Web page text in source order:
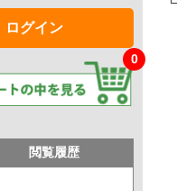
ログイン
0
閲覧履歴